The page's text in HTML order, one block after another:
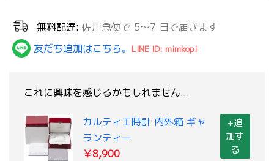
無料配達: 佐川急便で 5～7 日で届きます
友だち追加はこちら。 LINE ID: mimkopi
これに興味を感じるかもしれません...
カルティエ時計 内外箱 ギャ
ランティー
￥8,900
+追
加す
る